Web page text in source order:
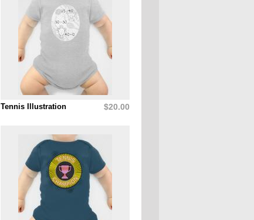
Tennis Illustration $20.00